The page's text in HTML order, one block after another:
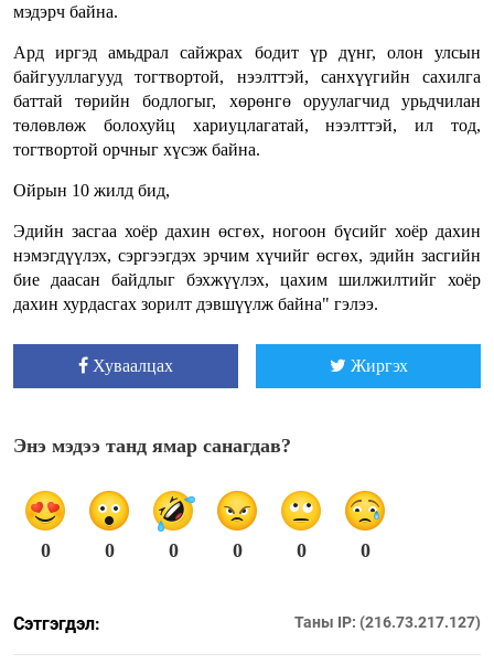
мэдэрч байна.
Ард иргэд амьдрал сайжрах бодит үр дүнг, олон улсын
байгууллагууд тогтвортой, нээлттэй, санхүүгийн сахилга
баттай төрийн бодлогыг, хөрөнгө оруулагчид урьдчилан
төлөвлөж болохуйц хариуцлагатай, нээлттэй, ил тод,
тогтвортой орчныг хүсэж байна.
Ойрын 10 жилд бид,
Эдийн засгаа хоёр дахин өсгөх, ногоон бүсийг хоёр дахин
нэмэгдүүлэх, сэргээгдэх эрчим хүчийг өсгөх, эдийн засгийн
бие даасан байдлыг бэхжүүлэх, цахим шилжилтийг хоёр
дахин хурдасгах зорилт дэвшүүлж байна" гэлээ.
Хуваалцах Жиргэх
Энэ мэдээ танд ямар санагдав?
0 0 0 0 0 0
Сэтгэгдэл: Таны IP: (216.73.217.127)